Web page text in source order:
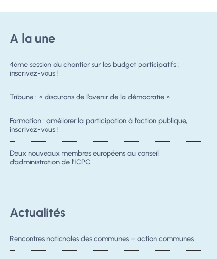
A la une
4ème session du chantier sur les budget participatifs :
inscrivez-vous !
Tribune : « discutons de l’avenir de la démocratie »
Formation : améliorer la participation à l’action publique,
inscrivez-vous !
Deux nouveaux membres européens au conseil
d’administration de l’ICPC
Actualités
Rencontres nationales des communes – action communes